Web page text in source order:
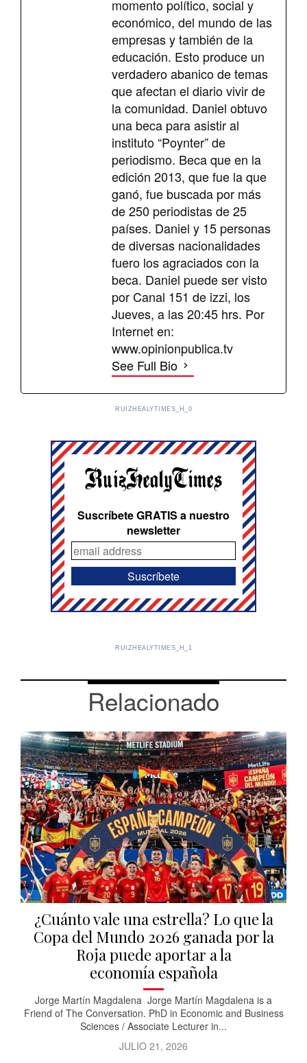
momento político, social y
económico, del mundo de las
empresas y también de la
educación. Esto produce un
verdadero abanico de temas
que afectan el diario vivir de
la comunidad. Daniel obtuvo
una beca para asistir al
instituto “Poynter” de
periodismo. Beca que en la
edición 2013, que fue la que
ganó, fue buscada por más
de 250 periodistas de 25
países. Daniel y 15 personas
de diversas nacionalidades
fuero los agraciados con la
beca. Daniel puede ser visto
por Canal 151 de izzi, los
Jueves, a las 20:45 hrs. Por
Internet en:
www.opinionpublica.tv
See Full Bio
RUIZHEALYTIMES_H_0
Suscríbete GRATIS a nuestro
newsletter
RUIZHEALYTIMES_H_1
Relacionado
¿Cuánto vale una estrella? Lo que la
Copa del Mundo 2026 ganada por la
Roja puede aportar a la
economía española
Jorge Martín Magdalena Jorge Martín Magdalena is a
Friend of The Conversation. PhD in Economic and Business
Sciences / Associate Lecturer in...
JULIO 21, 2026